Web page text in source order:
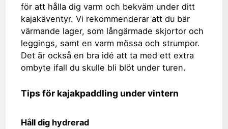
för att hålla dig varm och bekväm under ditt
kajakäventyr. Vi rekommenderar att du bär
värmande lager, som långärmade skjortor och
leggings, samt en varm mössa och strumpor.
Det är också en bra idé att ta med ett extra
ombyte ifall du skulle bli blöt under turen.
Tips för kajakpaddling under vintern
Håll dig hydrerad